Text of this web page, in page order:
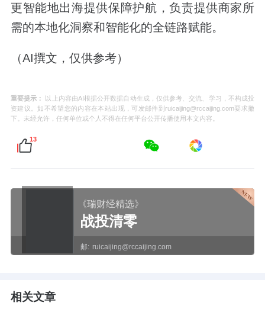
更智能地出海提供保障护航，负责提供商家所
需的本地化洞察和智能化的全链路赋能。
（AI撰文，仅供参考）
重要提示：
以上内容由AI根据公开数据自动生成，仅供参考、交流、学习，不构成投
资建议。如不希望您的内容在本站出现，可发邮件到ruicaijing@rccaijing.com要求撤
下。未经允许，任何单位或个人不得在任何平台公开传播使用本文内容。
13
《瑞财经精选》
战投清零
邮: ruicaijing@rccaijing.com
相关文章